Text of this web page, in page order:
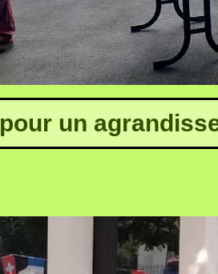
pour un